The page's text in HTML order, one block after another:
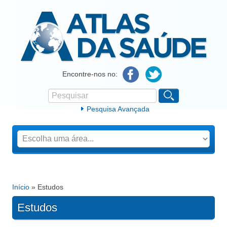
Atlas da SaúdeEncontre-nos no:
Formulário de procura
Pesquisar
Pesquisa Avançada
Está aqui
Início » Estudos
Estudos